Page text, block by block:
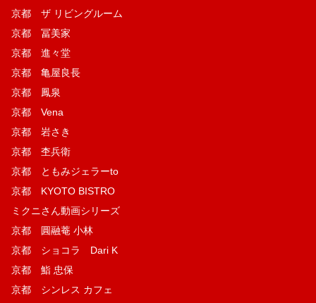
京都 ザ リビングルーム
京都 冨美家
京都 進々堂
京都 亀屋良長
京都 鳳泉
京都 Vena
京都 岩さき
京都 杢兵衛
京都 ともみジェラーto
京都 KYOTO BISTRO
ミクニさん動画シリーズ
京都 圓融菴 小林
京都 ショコラ Dari K
京都 鮨 忠保
京都 シンレス カフェ